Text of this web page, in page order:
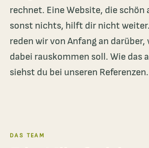
rechnet. Eine Website, die schön
sonst nichts, hilft dir nicht
reden wir von Anfang an darüber,
dabei rauskommen soll. Wie das
siehst du bei unseren Referenzen.
DAS TEAM